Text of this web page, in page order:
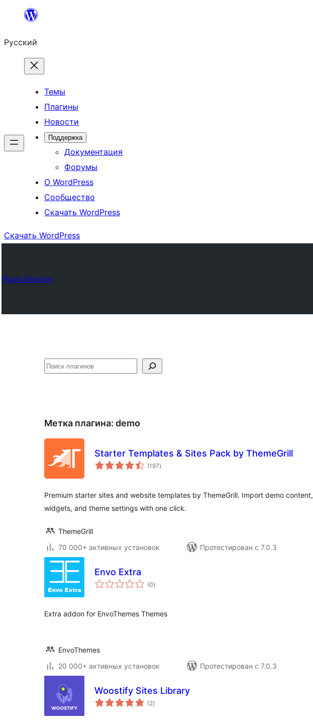
Перейти
содержимому
Русский
Темы
Плагины
Новости
Поддержка
Документация
Форумы
О WordPress
Сообщество
Скачать WordPress
Скачать WordPress
Plugin Directory
Поиск
Метка плагина: demo
Starter Templates & Sites Pack by ThemeGrill
(197общий
рейтинг
)
Premium starter sites and website templates by ThemeGrill. Import demo content,
widgets, and theme settings with one click.
ThemeGrill
70 000+ активных установок
Протестирован с 7.0.3
Envo Extra
(0общий
рейтинг
)
Extra addon for EnvoThemes Themes
EnvoThemes
20 000+ активных установок
Протестирован с 7.0.3
Woostify Sites Library
(2общий
рейтинг
)